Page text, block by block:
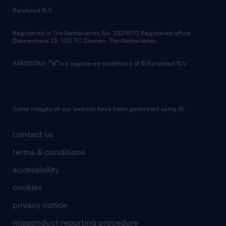
country websites
contact us
terms & conditions
accessibility
cookies
privacy notice
misconduct reporting procedure
Randstad N.V.
Registered in The Netherlands No: 33216172 Registered office:
Diemermere 25, 1112 TC Diemen, The Netherlands.
RANDSTAD, is a registered trademark of © Randstad N.V.
Some images on our website have been generated using AI.